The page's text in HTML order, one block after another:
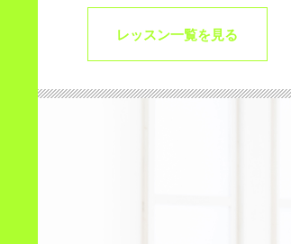
レッスン一覧を見る